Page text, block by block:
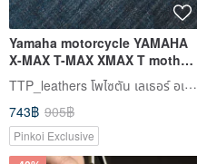
Yamaha motorcycle YAMAHA
X-MAX T-MAX XMAX T mother
motorcycle key leather case
TTP_leathers โพไซตัน เลเธอร์ อเทลิเยร์
743฿ 905฿
Pinkoi Exclusive